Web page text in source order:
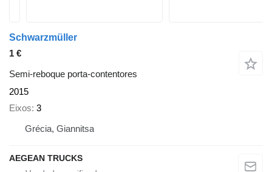
Schwarzmüller
1 €
Semi-reboque porta-contentores
2015
Eixos 3
Grécia, Giannitsa
AEGEAN TRUCKS